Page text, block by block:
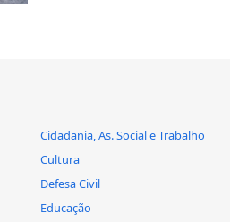
Cidadania, As. Social e Trabalho
Cultura
Defesa Civil
Educação